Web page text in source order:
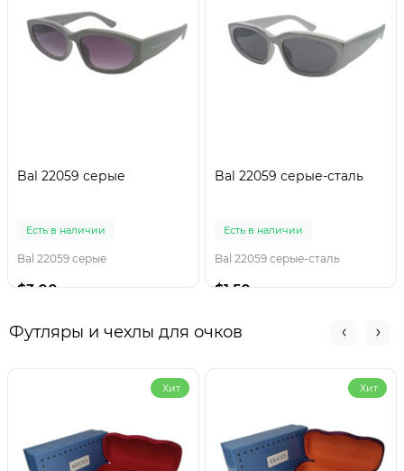
Bal 22059 серые
Есть в наличии
Bal 22059 серые
$3.00
Bal 22059 серые-сталь
Есть в наличии
Bal 22059 серые-сталь
$1.50
Футляры и чехлы для очков
Хит Хит